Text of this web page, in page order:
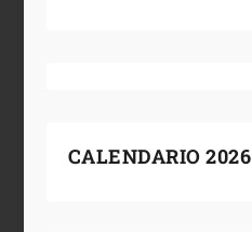
CALENDARIO 2026